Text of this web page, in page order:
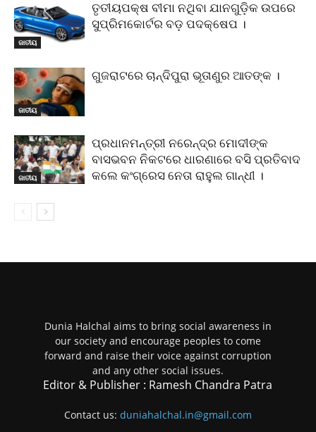
ଜାତୀୟ
ତୃତୀୟପକ୍ଷ ବୀମା ନଥିବା ଯାନଗୁଡ଼ିକ ଉପରେ
ସୁପ୍ରିମକୋର୍ଟର ବଡ଼ ପଦକ୍ଷେପ ।
ଜାତୀୟ
ଗୁଜରାଟରେ ଚାନ୍ଦିପୁରା ଭୂତାଣୁର ଆତଙ୍କ ।
ଜାତୀୟ
ପ୍ରଧାନମନ୍ତ୍ରୀ ନରେନ୍ଦ୍ର ମୋଦୀଙ୍କ
ବାସଭବନ ନିକଟରେ ଧାରଣାରେ ବସି ପ୍ରତିବାଦ
କଲେ କଂଗ୍ରେସ ନେତା ରାହୁଲ ଗାନ୍ଧୀ ।
Dunia Halchal aims to bring social awareness in
our society and encourage peoples to come
forward and raise their voice against corruption
and any other social issues.
Editor & Publisher : Ramesh Chandra Patra
Contact us: duniahalchal.in@gmail.com